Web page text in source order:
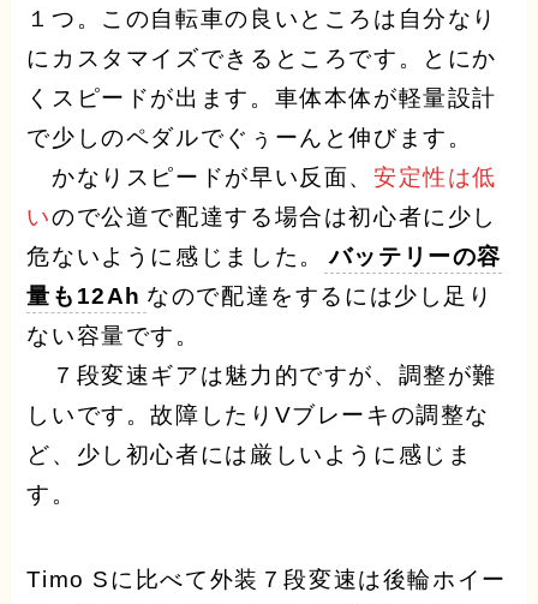
１つ。この自転車の良いところは自分なり
にカスタマイズできるところです。とにか
くスピードが出ます。車体本体が軽量設計
で少しのペダルでぐぅーんと伸びます。
かなりスピードが早い反面、 安定性は低
いので公道で配達する場合は初心者に少し
危ないように感じました。
バッテリーの容
量も12Ah なので配達をするには少し足り
ない容量です。
７段変速ギアは魅力的ですが、調整が難
しいです。故障したりVブレーキの調整な
ど、少し初心者には厳しいように感じま
す。
Timo Sに比べて外装７段変速は後輪ホイー